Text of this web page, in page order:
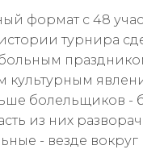
формат с 48
турнира
культурным
болельщиков -
из них
- везде вокруг